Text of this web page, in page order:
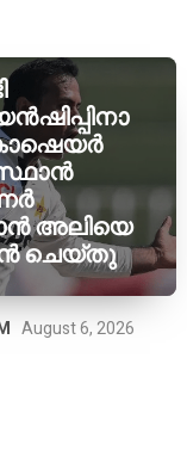
അലിയെ
ചെയ്തു
August 6, 2026